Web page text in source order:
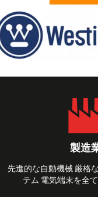
製造
先進的な自動機械 厳格
テム 電気端末を全